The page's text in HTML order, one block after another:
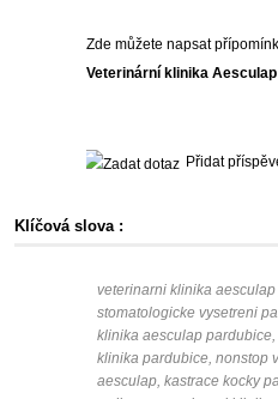
Zde můžete napsat
Veterinární klinika Aesculap
Přidat
Klíčová slova :
veterinarni klinika
stomatologicke vysetreni
klinika aesculap
klinika pardubice, nonstop
aesculap, kastrace kocky